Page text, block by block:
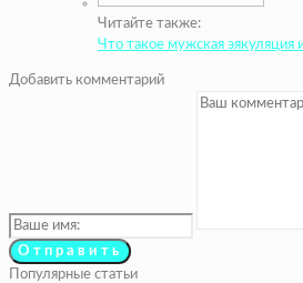
Читайте также:
Что такое мужская эякуляция
Добавить комментарий
Популярные статьи